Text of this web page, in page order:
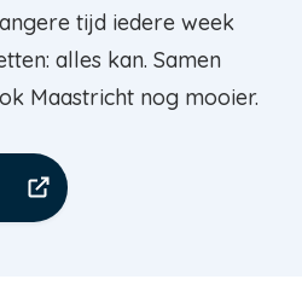
tijd iedere week
alles kan. Samen
Maastricht nog mooier.